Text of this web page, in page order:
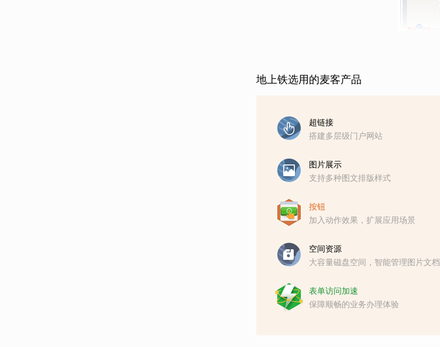
地上铁选用的麦客产品
超链接
搭建多层级门户网站
图片展示
支持多种图文排版样式
按钮
加入动作效果，扩展应用场景
空间资源
大容量磁盘空间，智能管理图片文档
表单访问加速
保障顺畅的业务办理体验